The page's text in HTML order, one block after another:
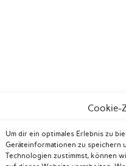
Cookie-
Um dir ein optimales Erlebnis zu
Geräteinformationen zu speichern
Technologien zustimmst, können